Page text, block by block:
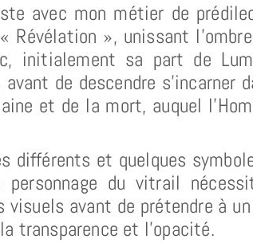
avec mon métier de
», unissant
initialement sa part de
de descendre s’incarner
et de la mort, auquel
différents et quelques
du vitrail
avant de prétendre à
transparence et l’opacité.